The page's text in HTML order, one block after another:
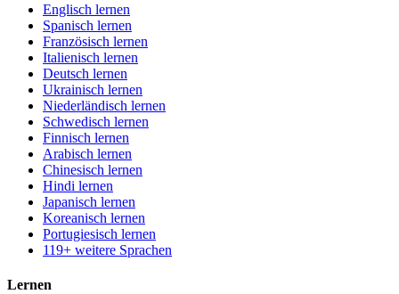
Englisch lernen
Spanisch lernen
Französisch lernen
Italienisch lernen
Deutsch lernen
Ukrainisch lernen
Niederländisch lernen
Schwedisch lernen
Finnisch lernen
Arabisch lernen
Chinesisch lernen
Hindi lernen
Japanisch lernen
Koreanisch lernen
Portugiesisch lernen
119+ weitere Sprachen
Lernen